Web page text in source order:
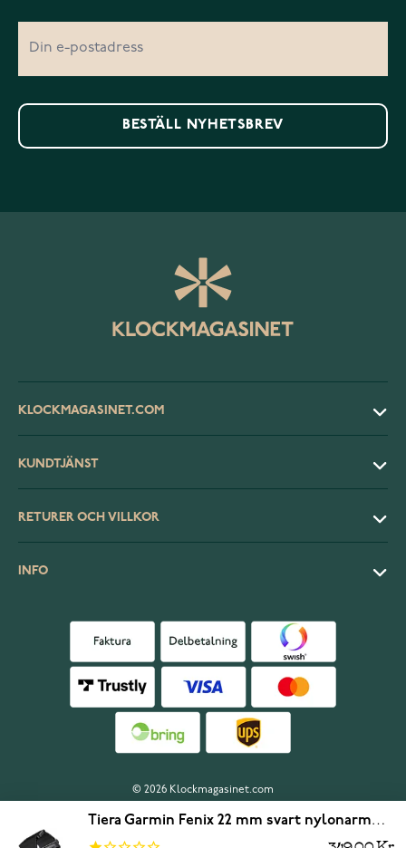
BESTÄLL NYHETSBREV
KLOCKMAGASINET.COM
KUNDTJÄNST
RETURER OCH VILLKOR
INFO
© 2026 Klockmagasinet.com
Tiera Garmin Fenix 22 mm svart nylonarmband quick release